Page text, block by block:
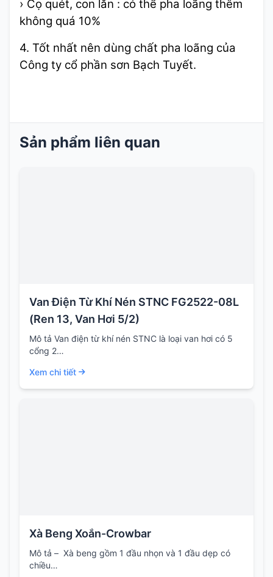
› Cọ quét, con lăn : có thể pha loãng thêm
không quá 10%
4. Tốt nhất nên dùng chất pha loãng của
Công ty cổ phần sơn Bạch Tuyết.
Sản phẩm liên quan
Van Điện Từ Khí Nén STNC FG2522-08L
(Ren 13, Van Hơi 5/2)
Mô tả Van điện từ khí nén STNC là loại van hơi có 5
cổng 2…
Xem chi tiết
Xà Beng Xoắn-Crowbar
Mô tả – Xà beng gồm 1 đầu nhọn và 1 đầu dẹp có
chiều…